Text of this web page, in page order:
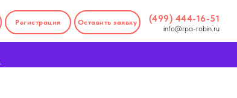
(499) 444-16-51
info@rpa-robin.ru
Регистрация Оставить заявку